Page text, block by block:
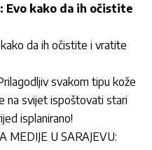
Evo kako da ih očistite
da ih očistite i vratite
svakom tipu kože
na svijet ispoštovati stari
isplanirano!
MEDIJE U SARAJEVU: